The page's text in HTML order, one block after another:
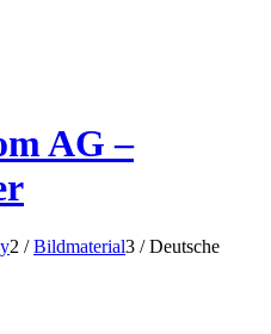
AG –
2 / Bildmaterial3 / Deutsche